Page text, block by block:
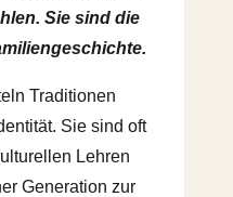
Sie sind die
Traditionen
Sie sind oft
Lehren
Generation zur